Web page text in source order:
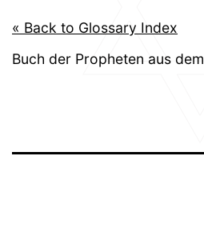
« Back to Glossary Index
Buch der Propheten aus dem